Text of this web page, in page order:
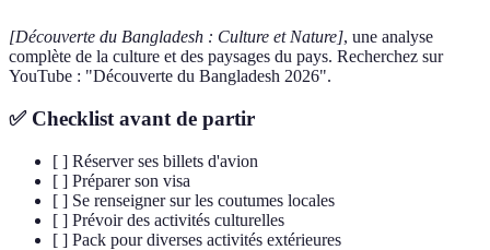
[Découverte du Bangladesh : Culture et Nature], une analyse
complète de la culture et des paysages du pays. Recherchez sur
YouTube : "Découverte du Bangladesh 2026".
✅ Checklist avant de partir
[ ] Réserver ses billets d'avion
[ ] Préparer son visa
[ ] Se renseigner sur les coutumes locales
[ ] Prévoir des activités culturelles
[ ] Pack pour diverses activités extérieures